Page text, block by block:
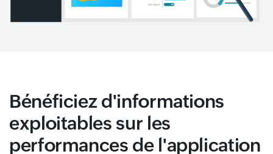
Bénéficiez d'informations
exploitables sur les
performances de l'application